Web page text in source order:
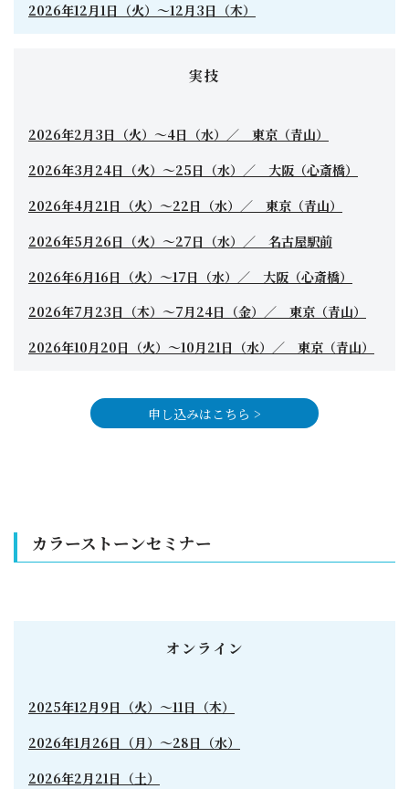
2026年12月1日（火）〜12月3日（木）
実技
2026年2月3日（火）〜4日（水）／ 東京（青山）
2026年3月24日（火）〜25日（水）／ 大阪（心斎橋）
2026年4月21日（火）〜22日（水）／ 東京（青山）
2026年5月26日（火）〜27日（水）／ 名古屋駅前
2026年6月16日（火）〜17日（水）／ 大阪（心斎橋）
2026年7月23日（木）〜7月24日（金）／ 東京（青山）
2026年10月20日（火）〜10月21日（水）／ 東京（青山）
申し込みはこちら >
カラーストーンセミナー
オンライン
2025年12月9日（火）～11日（木）
2026年1月26日（月）〜28日（水）
2026年2月21日（土）